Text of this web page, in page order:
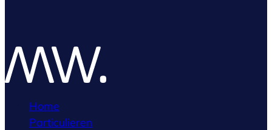
Home
Particulieren